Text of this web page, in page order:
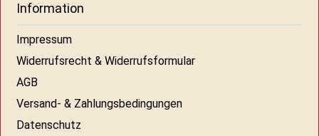
Information
Impressum
Widerrufsrecht & Widerrufsformular
AGB
Versand- & Zahlungsbedingungen
Datenschutz